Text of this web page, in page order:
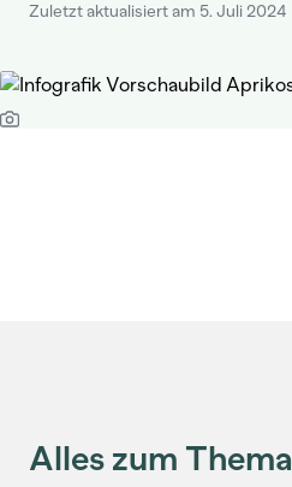
Zuletzt aktualisiert am 5. Juli 2024
Alles zum Thema